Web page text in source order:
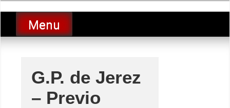
to
contentLucio Lopez GP
luciolopezgp
Menu
G.P. de Jerez
– Previo